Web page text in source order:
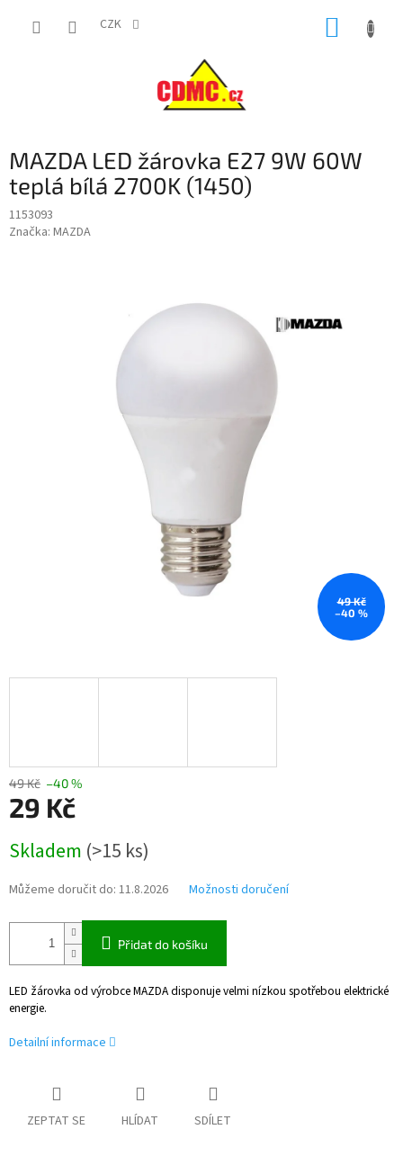
CZK
MAZDA LED žárovka E27 9W 60W
teplá bílá 2700K (1450)
1153093
Značka: MAZDA
49 Kč
–40 %
49 Kč –40 %
29 Kč
cena:
Skladem (>15 ks)
Můžeme doručit do: 11.8.2026 Možnosti doručení
Přidat do košíku
LED žárovka od výrobce MAZDA disponuje velmi nízkou spotřebou elektrické
energie.
Detailní informace
ZEPTAT SE HLÍDAT SDÍLET